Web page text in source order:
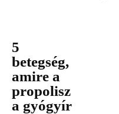
5
betegség,
amire a
propolisz
a gyógyír